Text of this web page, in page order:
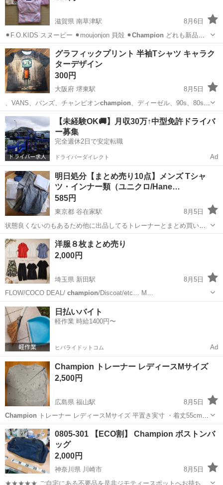
滋賀県 南草津駅
8月6日
⚫︎F.O.KIDS スヌーピー ⚫︎moujonjon 貝殻 ⚫︎Champion
購入し1人の子供が使用しました。 中古品です。ご理解の上よろしく
お願いします😊
滋賀 草津市 キッズ用品 貝殻
グラフィックプリント 半袖Tシャツ キャラク
ターデザイン
300円
大阪府 堺東駅
8月5日
、VANS、バンズ、チャンピオンchampion 、ディーゼル、90s、80s、
k…大阪 堺市 堺東駅 Tシャツ 古着
【未経験OK🚚】月収30万↑中型免許ドライバ
ー募集
完全週休2日で安定転職
ドライバーダイレクト Ad
明日処分​【まとめ売り10点】メンズ Tシャ
ツ・インナー類（ユニクロ/Hane…
585円
東京都 谷在家駅
8月5日
状態良くないのもあるため他に出品してるトレーナーとまとめ買いし
てくれたらお安く致します。 ​【内容】合計10点 ​UNIQLO（ユニク
ロ）：ドライカラー クルーネックT（半袖） Mサイズ × 2点（パッケ
ージ付き） ​無...
東京 足立区 谷在家駅 シャツ
洋服８枚まとめ売り
2,000円
埼玉県 新田駅
8月5日
FLOW/COCO DEAL/ champion /Discoat/etc… M…
埼玉 草加市 新田駅 服/ファッション
日払いバイト
軽作業 時給1400円〜
ヒバライドットコム Ad
Champion トレーナー レディースMサイズ
2,500円
広島県 福山駅
8月5日
Champion トレーナー レディースMサイズ 平置き実寸 ・着丈55cm
・肩幅52cm ・身幅54cm ・着丈48.5cm 美品です。
広島 福山市 福山駅 トレーナー
0805-301 【ECO割】 Champion ボストンバ
ッグ
2,000円
神奈川県 川崎市
8月5日
★★★★★ ご自宅にある不要品を是非ジモティースポットへお持ち込